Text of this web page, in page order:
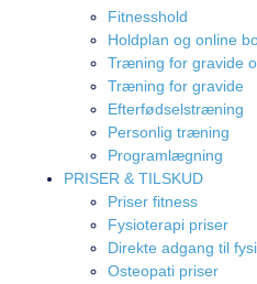
Fitnesshold
Holdplan og online
Træning for gravide
Træning for gravide
Efterfødselstræning
Personlig træning
Programlægning
PRISER & TILSKUD
Priser fitness
Fysioterapi priser
Direkte adgang til
Osteopati priser